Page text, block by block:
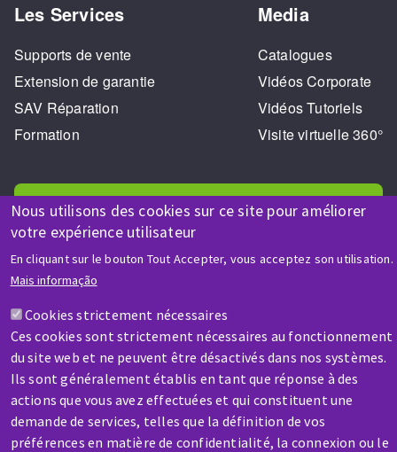
Nous utilisons des cookies sur ce site pour améliorer
votre expérience utilisateur
En cliquant sur le bouton Tout Accepter, vous acceptez son utilisation.
Mais informação
Cookies strictement nécessaires
Ces cookies sont strictement nécessaires au fonctionnement
du site web et ne peuvent être désactivés dans nos systèmes.
Ils sont généralement établis en tant que réponse à des
actions que vous avez effectuées et qui constituent une
demande de services, telles que la définition de vos
préférences en matière de confidentialité, la connexion ou le
Les Services
Supports de vente
Extension de garantie
SAV Réparation
Formation
Media
Catalogues
Vidéos Corporate
Vidéos Tutoriels
Visite virtuelle 360°
AIDE & CONTACT
Une question ? Un renseignement ?
Contactez-nous